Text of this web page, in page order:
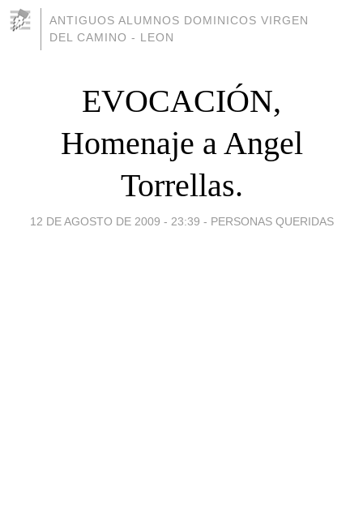
ANTIGUOS ALUMNOS DOMINICOS VIRGEN
DEL CAMINO - LEON
EVOCACIÓN,
Homenaje a Angel
Torrellas.
12 DE AGOSTO DE 2009 - 23:39 - PERSONAS QUERIDAS